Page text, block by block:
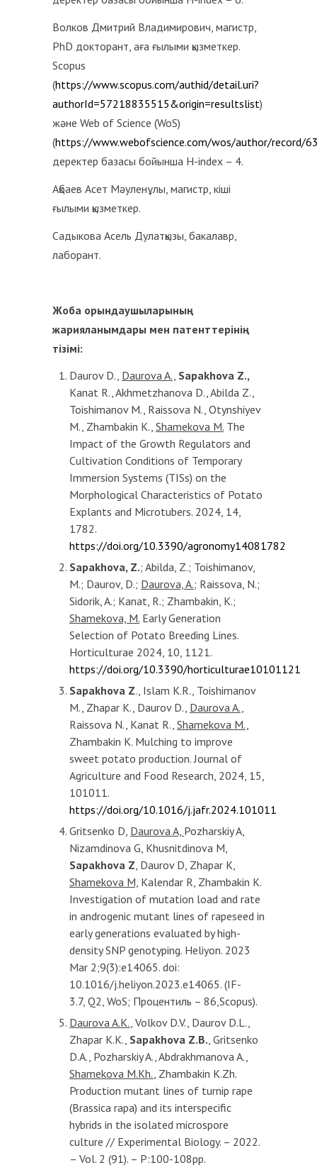
Волков Дмитрий Владимирович, магистр,
PhD докторант, аға ғылыми қызметкер.
Scopus
(https://www.scopus.com/authid/detail.uri?
authorId=57218835515&origin=resultslist)
және Web of Science (WoS)
(https://www.webofscience.com/wos/author/record/
деректер базасы бойынша H-index – 4.
Ақбаев Асет Мәуленұлы, магистр, кіші
ғылыми қызметкер.
Садыкова Асель Дулатқызы, бакалавр,
лаборант.
Жоба орындаушыларының
жарияланымдары мен патенттерінің
тізімі:
Daurov D., Daurova A., Sapakhova Z.,
Kanat R., Akhmetzhanova D., Abilda Z.,
Toishimanov M., Raissova N., Otynshiyev
M., Zhambakin K., Shamekova M. The
Impact of the Growth Regulators and
Cultivation Conditions of Temporary
Immersion Systems (TISs) on the
Morphological Characteristics of Potato
Explants and Microtubers. 2024, 14,
1782.
https://doi.org/10.3390/agronomy14081782
Sapakhova, Z.; Abilda, Z.; Toishimanov,
M.; Daurov, D.; Daurova, A.; Raissova, N.;
Sidorik, A.; Kanat, R.; Zhambakin, K.;
Shamekova, M. Early Generation
Selection of Potato Breeding Lines.
Horticulturae 2024, 10, 1121.
https://doi.org/10.3390/horticulturae10101121
Sapakhova Z., Islam K.R., Toishimanov
M., Zhapar K., Daurov D., Daurova A.,
Raissova N., Kanat R., Shamekova M.,
Zhambakin K. Mulching to improve
sweet potato production. Journal of
Agriculture and Food Research, 2024, 15,
101011.
https://doi.org/10.1016/j.jafr.2024.101011
Gritsenko D, Daurova A, Pozharskiy A,
Nizamdinova G, Khusnitdinova M,
Sapakhova Z, Daurov D, Zhapar K,
Shamekova M, Kalendar R, Zhambakin K.
Investigation of mutation load and rate
in androgenic mutant lines of rapeseed in
early generations evaluated by high-
density SNP genotyping. Heliyon. 2023
Mar 2;9(3):e14065. doi:
10.1016/j.heliyon.2023.e14065. (IF-
3.7, Q2, WoS; Процентиль – 86,Scopus).
Daurova A.K., Volkov D.V., Daurov D.L.,
Zhapar K.K., Sapakhova Z.B., Gritsenko
D.A., Pozharskiy A., Abdrakhmanova A.,
Shamekova M.Kh., Zhambakin K.Zh.
Production mutant lines of turnip rape
(Brassica rapa) and its interspecific
hybrids in the isolated microspore
culture // Experimental Biology. – 2022.
– Vol. 2 (91). – P:100-108pp.